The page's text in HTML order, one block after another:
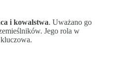
i kowalstwa. Uważano go
Jego rola w